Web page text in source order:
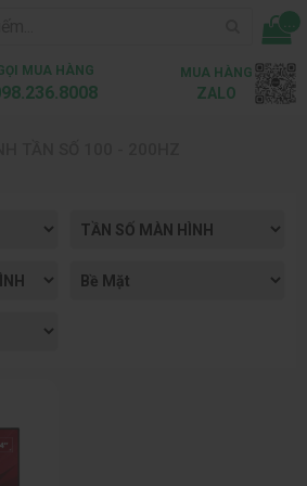
...
MUA HÀNG MUA HÀNG
ZALO